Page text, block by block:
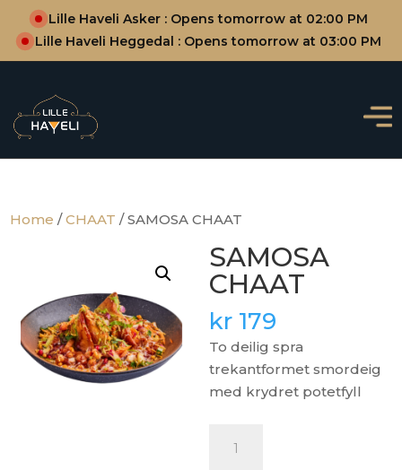
Lille Haveli Asker : Opens tomorrow at 02:00 PM
Lille Haveli Heggedal : Opens tomorrow at 03:00 PM
Home /CHAAT / SAMOSA CHAAT
SAMOSA
CHAAT
kr179
To deilig spra
trekantformet smordeig
med krydret potetfyll
CHAAT